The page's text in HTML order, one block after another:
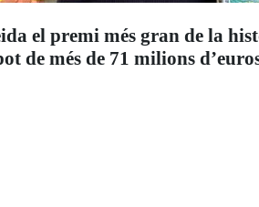
el premi més gran de la
de més de 71 milions